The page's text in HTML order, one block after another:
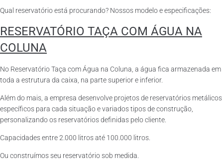
Qual reservatório está procurando? Nossos modelo e especificações:
RESERVATÓRIO TAÇA COM ÁGUA NA
COLUNA
No Reservatório Taça com Água na Coluna, a água fica armazenada em
toda a estrutura da caixa, na parte superior e inferior.
Além do mais, a empresa desenvolve projetos de reservatórios metálicos
específicos para cada situação e variados tipos de construção,
personalizando os reservatórios definidas pelo cliente.
Capacidades entre 2.000 litros até 100.000 litros.
Ou construímos seu reservatório sob medida.